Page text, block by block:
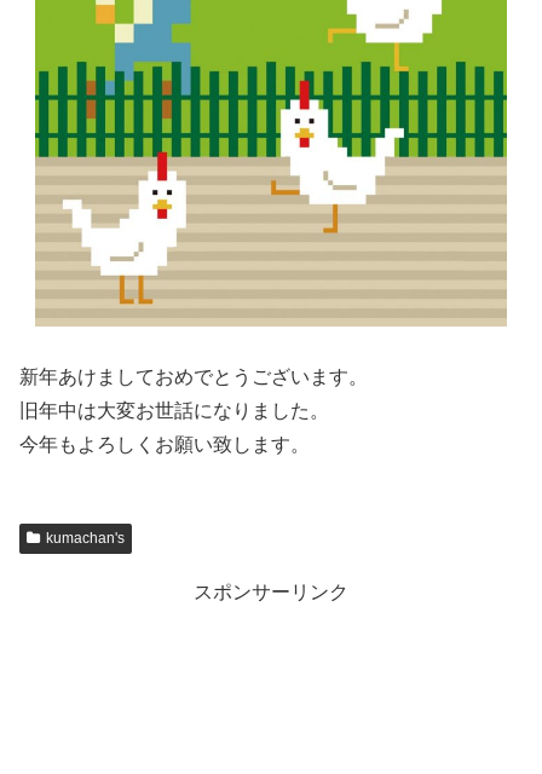
新年あけましておめでとうございます。
旧年中は大変お世話になりました。
今年もよろしくお願い致します。
kumachan's
スポンサーリンク